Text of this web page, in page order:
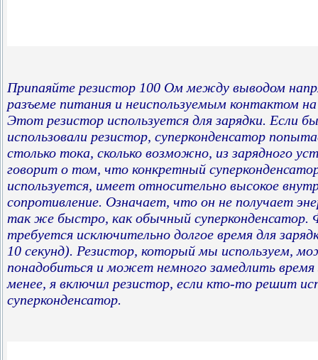
Припаяйте резистор 100 Ом между выводом
разъеме питания и неиспользуемым контактом
Этот резистор используется для зарядки. Если
использовали резистор, суперконденсатор
столько тока, сколько возможно, из зарядного
говорит о том, что конкретный
используется, имеет относительно высокое
сопротивление. Означает, что он не получает
так же быстро, как обычный суперконденсатор.
требуется исключительно долгое время для
10 секунд). Резистор, который мы используем,
понадобиться и может немного замедлить время
менее, я включил резистор, если кто-то решит
суперконденсатор.